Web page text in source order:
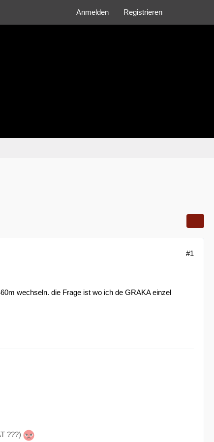
Anmelden Registrieren
#1
wechseln. die Frage ist wo ich de GRAKA einzel
???)